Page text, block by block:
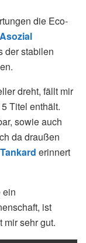
die Eco-
der stabilen
dreht, fällt mir
Titel enthält.
sowie auch
da draußen
Tankard erinnert
ein
ist
mir sehr gut.